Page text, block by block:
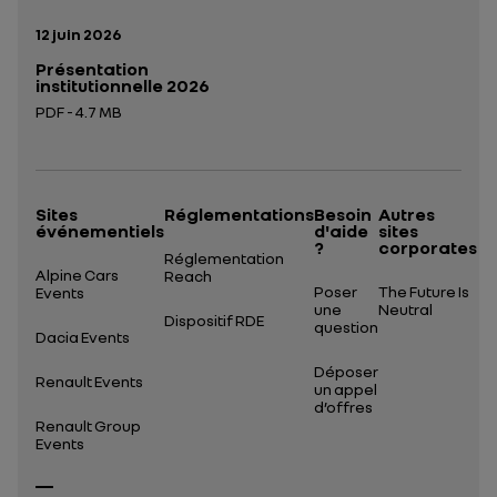
Date de publication:
12 juin 2026
Présentation
institutionnelle 2026
PDF - 4.7 MB
Sites
événementiels
Alpine Cars
Events
Dacia Events
Renault Events
Renault Group
Events
Réglementations
Réglementation
Reach
Dispositif RDE
Besoin
d'aide
?
Poser
une
question
Déposer
un appel
d’offres
Autres
sites
corporates
The Future Is
Neutral